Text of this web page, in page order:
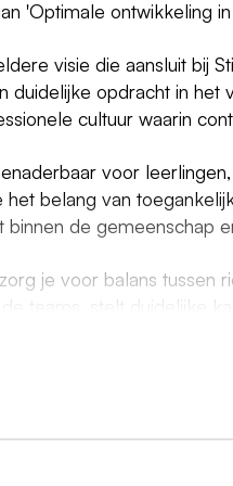
'Optimale ontwikkeling
visie die aansluit bij
duidelijke opdracht in
cultuur waarin
voor
belang van
de gemeenschap
je voor balans tussen
de teams, stelt duidelijke
kleine scholen en weet